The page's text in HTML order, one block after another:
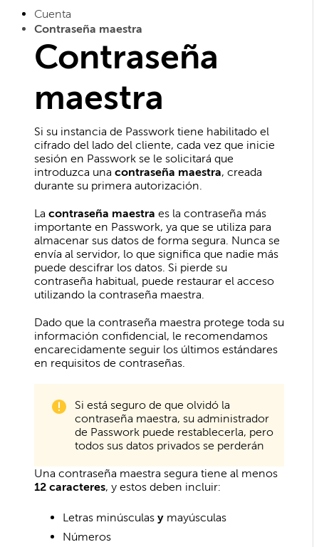
Cuenta
Contraseña maestra
Contraseña
maestra
Si su instancia de Passwork tiene habilitado el
cifrado del lado del cliente, cada vez que inicie
sesión en Passwork se le solicitará que
introduzca una contraseña maestra, creada
durante su primera autorización.
La contraseña maestra es la contraseña más
importante en Passwork, ya que se utiliza para
almacenar sus datos de forma segura. Nunca se
envía al servidor, lo que significa que nadie más
puede descifrar los datos. Si pierde su
contraseña habitual, puede restaurar el acceso
utilizando la contraseña maestra.
Dado que la contraseña maestra protege toda su
información confidencial, le recomendamos
encarecidamente seguir los últimos estándares
en requisitos de contraseñas.
Si está seguro de que olvidó la
contraseña maestra, su administrador
de Passwork puede restablecerla, pero
todos sus datos privados se perderán
Una contraseña maestra segura tiene al menos
12 caracteres, y estos deben incluir:
Letras minúsculas y mayúsculas
Números